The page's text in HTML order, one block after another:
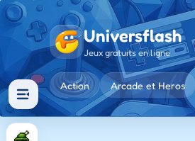
Universflash
Jeux gratuits en ligne
Action Arcade et Heros